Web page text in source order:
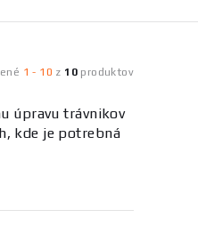
1 - 10 z 10 produktov
úpravu trávnikov
kde je potrebná
zahŕňajú vyžínače,
a celkový dizajn